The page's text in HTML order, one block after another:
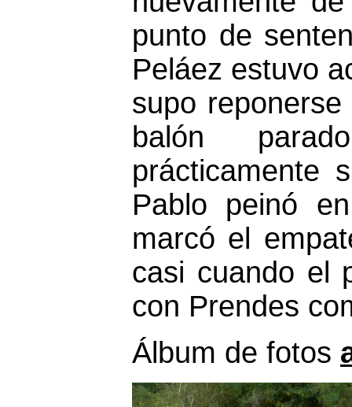
punto de
Peláez estuvo
supo
balón
prácticamente
Pablo peinó
marcó el
casi cuando el
con Prendes
Álbum de fotos